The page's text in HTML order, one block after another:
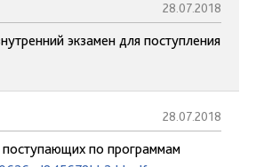
28.07.2018
экзамен для поступления
28.07.2018
поступающих по программам